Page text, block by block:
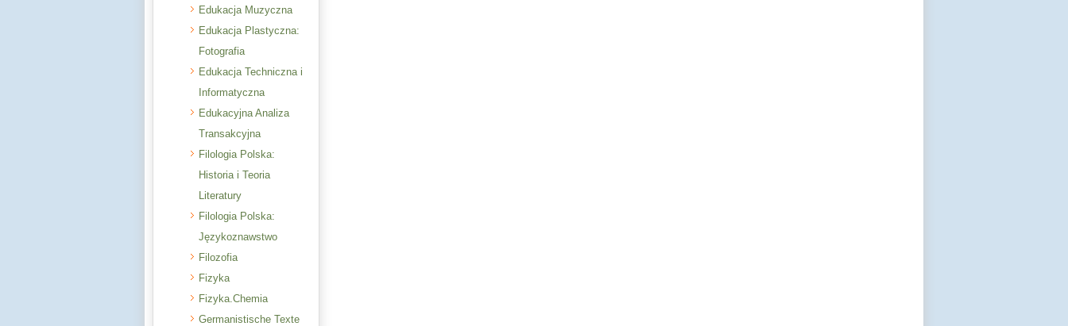
Edukacja Muzyczna
Edukacja Plastyczna:
Fotografia
Edukacja Techniczna i
Informatyczna
Edukacyjna Analiza
Transakcyjna
Filologia Polska:
Historia i Teoria
Literatury
Filologia Polska:
Językoznawstwo
Filozofia
Fizyka
Fizyka.Chemia
Germanistische Texte